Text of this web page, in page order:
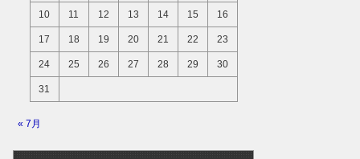
10 11 12 13 14 15 16
17 18 19 20 21 22 23
24 25 26 27 28 29 30
31
« 7月